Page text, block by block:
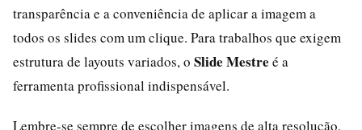
transparência e a conveniência de aplicar a imagem a
todos os slides com um clique. Para trabalhos que exigem
estrutura de layouts variados, o Slide Mestre é a
ferramenta profissional indispensável.
Lembre-se sempre de escolher imagens de alta resolução,